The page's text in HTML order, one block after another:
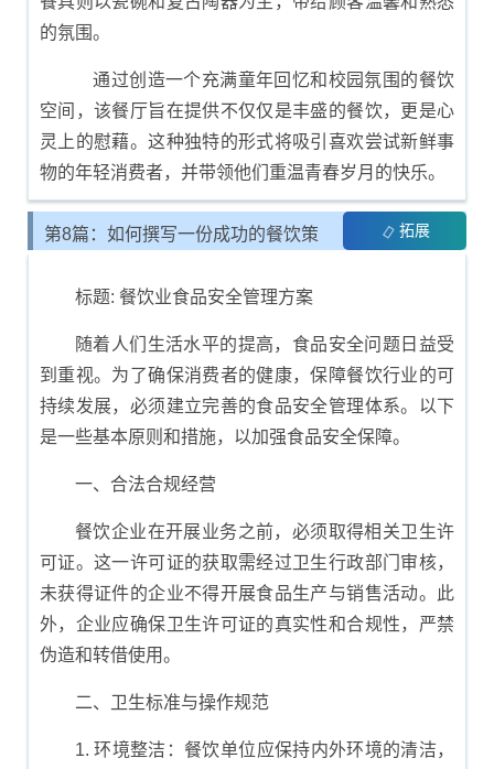
的氛围。
通过创造一个充满童年回忆和校园氛围的餐饮
空间，该餐厅旨在提供不仅仅是丰盛的餐饮，更是心
灵上的慰藉。这种独特的形式将吸引喜欢尝试新鲜事
物的年轻消费者，并带领他们重温青春岁月的快乐。
第8篇：如何撰写一份成功的餐饮策 拓展
标题: 餐饮业食品安全管理方案
随着人们生活水平的提高，食品安全问题日益受
到重视。为了确保消费者的健康，保障餐饮行业的可
持续发展，必须建立完善的食品安全管理体系。以下
是一些基本原则和措施，以加强食品安全保障。
一、合法合规经营
餐饮企业在开展业务之前，必须取得相关卫生许
可证。这一许可证的获取需经过卫生行政部门审核，
未获得证件的企业不得开展食品生产与销售活动。此
外，企业应确保卫生许可证的真实性和合规性，严禁
伪造和转借使用。
二、卫生标准与操作规范
1. 环境整洁：餐饮单位应保持内外环境的清洁，